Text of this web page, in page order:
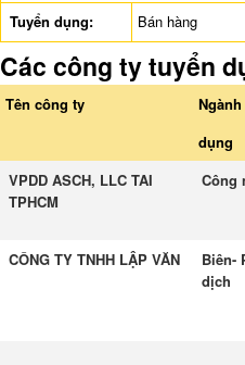
Tuyển dụng:
Bán hàng
Các công ty tuyển
Tên công ty
dụng
VPDD ASCH, LLC TAI
TPHCM
Công
CÔNG TY TNHH LẬP VĂN
Biên-
dịch